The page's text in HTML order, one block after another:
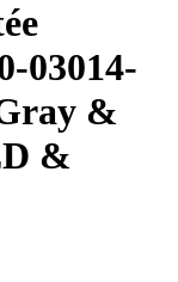
03014-
&
&